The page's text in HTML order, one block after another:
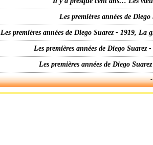
Les premières années de
Les premières années de Diego Suarez - 1919,
Les premières années de Diego
Les premières années de Diego